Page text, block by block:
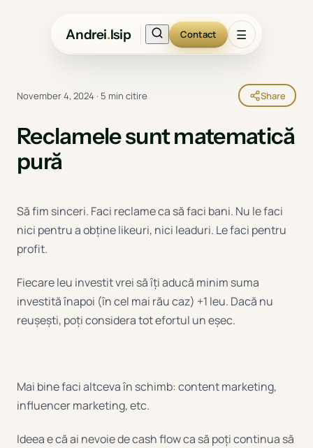
Andrei.Isip Contact ☰
November 4, 2024 · 5 min citire Share
Reclamele sunt matematică
pură
Să fim sinceri. Faci reclame ca să faci bani. Nu le faci
nici pentru a obține likeuri, nici leaduri. Le faci pentru
profit.
Fiecare leu investit vrei să îți aducă minim suma
investită înapoi (în cel mai rău caz) +1 leu. Dacă nu
reușești, poți considera tot efortul un eșec.
Mai bine faci altceva în schimb: content marketing,
influencer marketing, etc.
Ideea e că ai nevoie de cash flow ca să poți continua să